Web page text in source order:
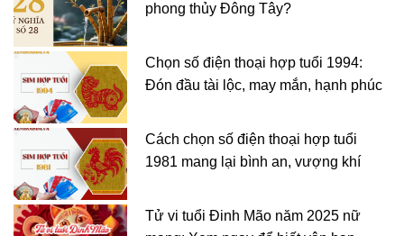
phong thủy Đông Tây?
Chọn số điện thoại hợp tuổi 1994:
Đón đầu tài lộc, may mắn, hạnh phúc
Cách chọn số điện thoại hợp tuổi
1981 mang lại bình an, vượng khí
Tử vi tuổi Đinh Mão năm 2025 nữ